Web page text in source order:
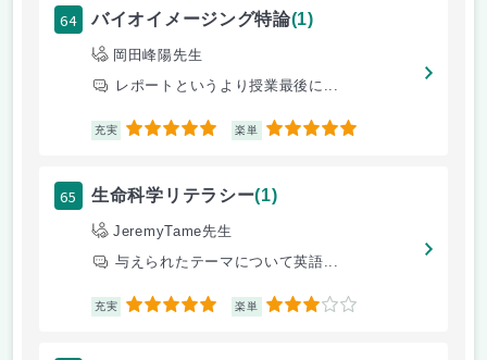
64 バイオイメージング特論(1)
岡田峰陽先生
レポートというより授業最後に...
充実 5 楽単 5
65 生命科学リテラシー(1)
JeremyTame先生
与えられたテーマについて英語...
充実 5 楽単 3